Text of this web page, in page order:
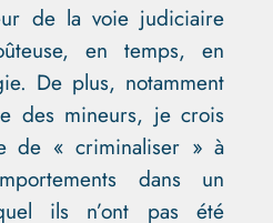
de la voie judiciaire
en temps, en
De plus, notamment
des mineurs, je crois
de « criminaliser » à
dans un
ils n’ont pas été